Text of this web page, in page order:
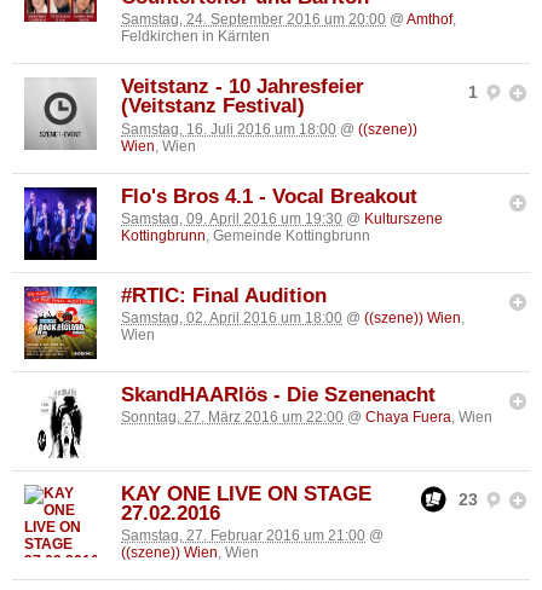
Samstag, 24. September 2016 um 20:00 @ Amthof,
Feldkirchen in Kärnten
1
Veitstanz - 10 Jahresfeier
(Veitstanz Festival)
Samstag, 16. Juli 2016 um 18:00 @ ((szene))
Wien , Wien
Flo's Bros 4.1 - Vocal Breakout
Samstag, 09. April 2016 um 19:30 @ Kulturszene
Kottingbrunn, Gemeinde Kottingbrunn
#RTIC: Final Audition
Samstag, 02. April 2016 um 18:00 @ ((szene)) Wien,
Wien
SkandHAARlös - Die Szenenacht
Sonntag, 27. März 2016 um 22:00 @ Chaya Fuera, Wien
23
KAY ONE LIVE ON STAGE
27.02.2016
Samstag, 27. Februar 2016 um 21:00 @
((szene)) Wien, Wien